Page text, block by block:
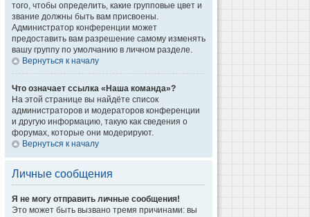
того, чтобы определить, какие групповые цвет и
звание должны быть вам присвоены.
Администратор конференции может
предоставить вам разрешение самому изменять
вашу группу по умолчанию в личном разделе.
Вернуться к началу
Что означает ссылка «Наша команда»?
На этой странице вы найдёте список
администраторов и модераторов конференции
и другую информацию, такую как сведения о
форумах, которые они модерируют.
Вернуться к началу
Личные сообщения
Я не могу отправить личные сообщения!
Это может быть вызвано тремя причинами: вы